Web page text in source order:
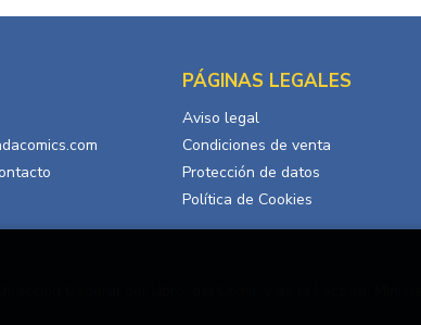
PÁGINAS LEGALES
Aviso legal
Condiciones de venta
Protección de datos
Política de Cookies